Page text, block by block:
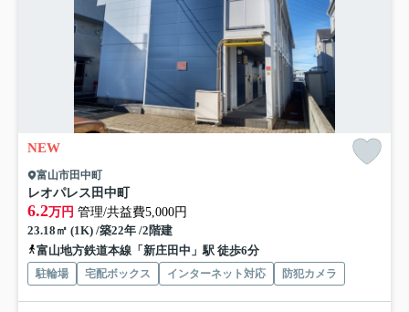
NEW
富山市田中町
レオパレス田中町
6.2万円 管理/共益費5,000円
23.18㎡ (1K) /築22年 /2階建
富山地方鉄道本線「新庄田中」駅 徒歩6分
駐輪場 宅配ボックス インターネット対応 防犯カメラ